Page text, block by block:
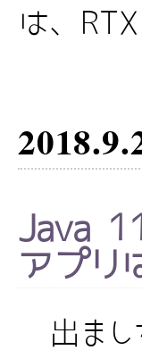
は、
Java
アプリ
出まし